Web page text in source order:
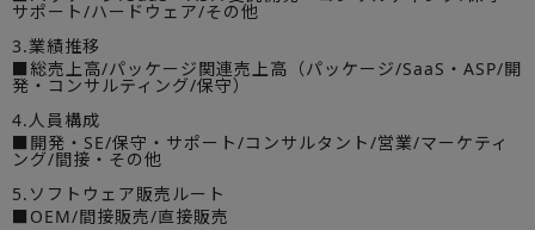
サポート/ハードウェア/その他
3.業績推移
■総売上高/パッケージ関連売上高（パッケージ/SaaS・ASP/開
発・コンサルティング/保守）
4.人員構成
■開発・SE/保守・サポート/コンサルタント/営業/マーケティ
ング/間接・その他
5.ソフトウェア販売ルート
■OEM/間接販売/直接販売